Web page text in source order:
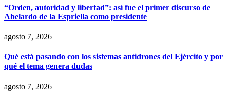
“Orden, autoridad y libertad”: así fue el primer discurso de
Abelardo de la Espriella como presidente
agosto 7, 2026
Qué está pasando con los sistemas antidrones del Ejército y por
qué el tema genera dudas
agosto 7, 2026